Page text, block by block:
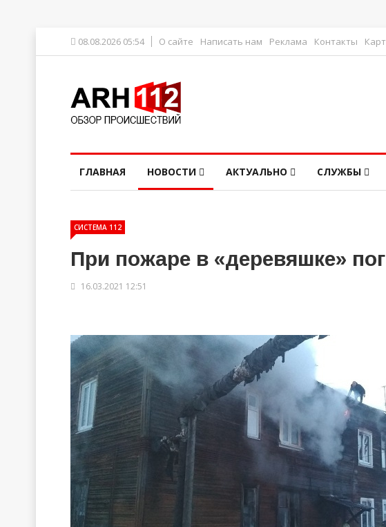
08.08.2026 05:54 О сайте Написать нам Реклама Контакты
ГЛАВНАЯ НОВОСТИ АКТУАЛЬНО СЛУЖБЫ
СИСТЕМА 112
При пожаре в «деревяшке»
16.03.2021 12:51